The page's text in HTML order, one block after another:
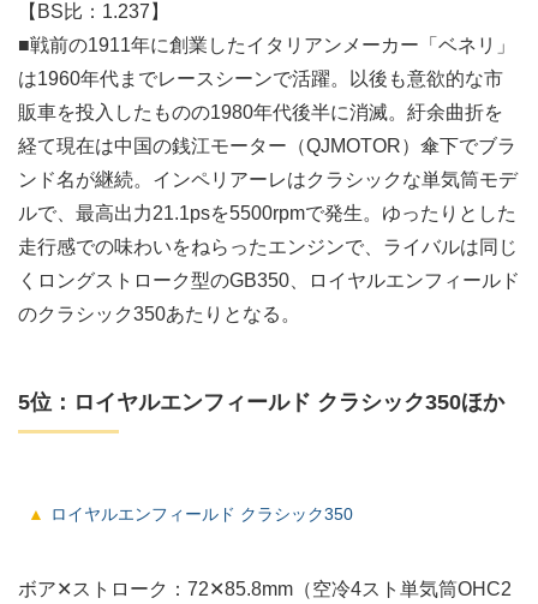
【BS比：1.237】
■戦前の1911年に創業したイタリアンメーカー「ベネリ」
は1960年代までレースシーンで活躍。以後も意欲的な市
販車を投入したものの1980年代後半に消滅。紆余曲折を
経て現在は中国の銭江モーター（QJMOTOR）傘下でブラ
ンド名が継続。インペリアーレはクラシックな単気筒モデ
ルで、最高出力21.1psを5500rpmで発生。ゆったりとした
走行感での味わいをねらったエンジンで、ライバルは同じ
くロングストローク型のGB350、ロイヤルエンフィールド
のクラシック350あたりとなる。
5位：ロイヤルエンフィールド クラシック350ほか
ロイヤルエンフィールド クラシック350
ボア✕ストローク：72✕85.8mm（空冷4スト単気筒OHC2